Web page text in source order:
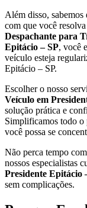
Além disso,
com que você
Despachante para
Epitácio – SP, você
veículo esteja
Epitácio – SP.
Escolher o nosso
Veículo em
solução prática e
Simplificamos todo o
você possa se
Não perca tempo
nossos especialistas
Presidente Epitácio
sem complicações.